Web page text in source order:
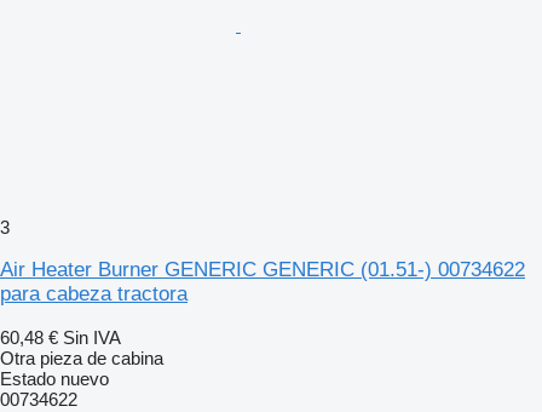
3
Air Heater Burner GENERIC GENERIC (01.51-) 00734622
para cabeza tractora
60,48 € Sin IVA
Otra pieza de cabina
Estado nuevo
00734622